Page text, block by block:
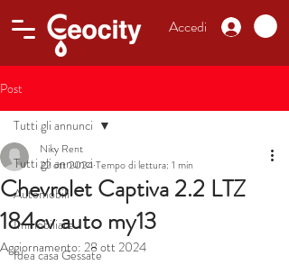
Accedi
Post
Tutti gli annunci
Automobili
Immobiliare
Idea casa Gessate
Tutti gli annunci
Chevrolet Captiva 2.2 LTZ
184cv auto my13
Niky Rent
22 ott 2024Tempo di lettura: 1 min
Aggiornamento: 28 ott 2024